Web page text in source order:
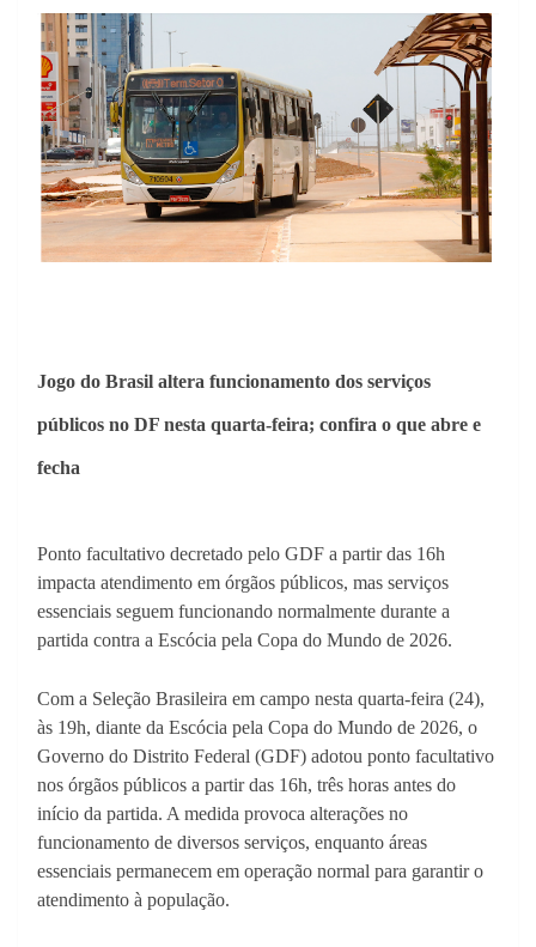
Jogo do Brasil altera funcionamento dos serviços
públicos no DF nesta quarta-feira; confira o que abre e
fecha
Ponto facultativo decretado pelo GDF a partir das 16h
impacta atendimento em órgãos públicos, mas serviços
essenciais seguem funcionando normalmente durante a
partida contra a Escócia pela Copa do Mundo de 2026.
Com a Seleção Brasileira em campo nesta quarta-feira (24),
às 19h, diante da Escócia pela Copa do Mundo de 2026, o
Governo do Distrito Federal (GDF) adotou ponto facultativo
nos órgãos públicos a partir das 16h, três horas antes do
início da partida. A medida provoca alterações no
funcionamento de diversos serviços, enquanto áreas
essenciais permanecem em operação normal para garantir o
atendimento à população.